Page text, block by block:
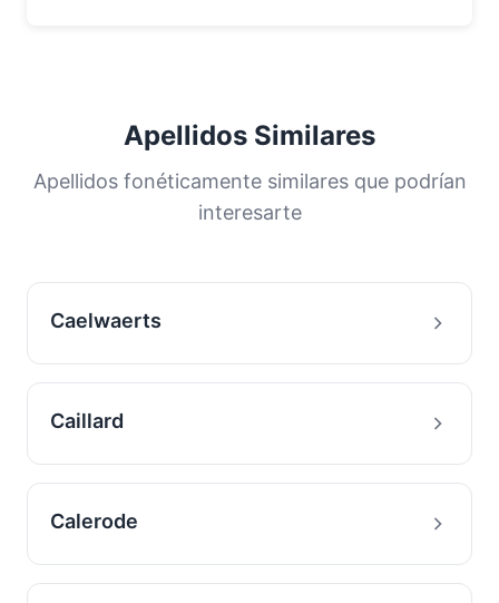
Apellidos Similares
Apellidos fonéticamente similares que podrían
interesarte
Caelwaerts
Caillard
Calerode